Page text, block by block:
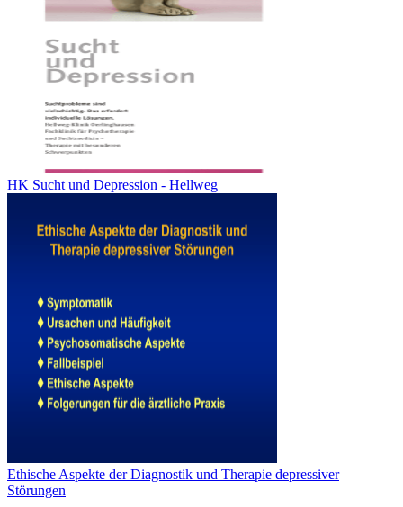
HK Sucht und Depression - Hellweg
Ethische Aspekte der Diagnostik und Therapie depressiver
Störungen